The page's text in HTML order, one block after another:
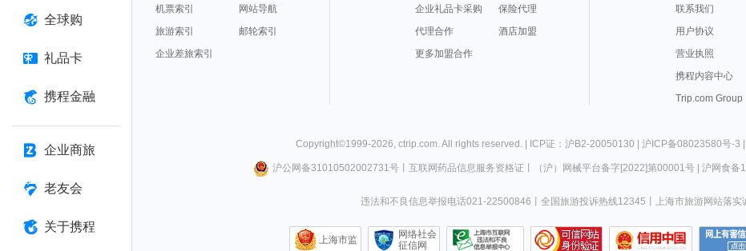
全球购
礼品卡
携程金融
企业商旅
老友会
关于携程
机票索引
网站导航
旅游索引
邮轮索引
企业差旅索引
企业礼品卡采购
保险代理
代理合作
酒店加盟
更多加盟合作
联系我们
用户协议
营业执照
携程内容中心
Trip.com Group
Copyright©1999-2026, ctrip.com. All rights reserved. | ICP证：沪B2-20050130 | 沪ICP备08023580号-3 |
沪公网备31010502002731号丨 互联网药品信息服务资格证 （沪）网械平台备字[2022]第00001号| 沪网食备
违法和不良信息举报电话021-22500846 全国旅游投诉热线12345 上海市旅游网站落
上海市监
网络社会
征信网